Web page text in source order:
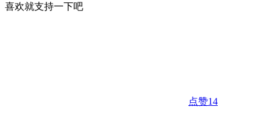
喜欢就支持一下吧
点赞14